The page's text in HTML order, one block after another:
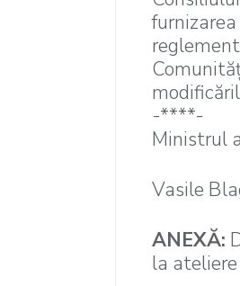
-****-
Ministrul
Vasile
ANEXĂ:
la